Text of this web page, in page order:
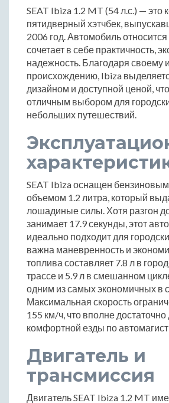
SEAT Ibiza 1.2 MT (54 л.с.) — это
пятидверный хэтчбек,
2006 год. Автомобиль относится
сочетает в себе практичность,
надежность. Благодаря своему
происхождению, Ibiza
дизайном и доступной ценой,
отличным выбором для
небольших путешествий.
SEAT Ibiza оснащен
объемом 1.2 литра, который
лошадиные силы. Хотя разгон
занимает 17.9 секунды, этот
идеально подходит для
важна маневренность и
топлива составляет 7.8 л в
трассе и 5.9 л в смешанном
одним из самых экономичных в
Максимальная скорость
155 км/ч, что вполне достаточно
комфортной езды по
Двигатель и
трансмиссия
Двигатель SEAT Ibiza 1.2 MT